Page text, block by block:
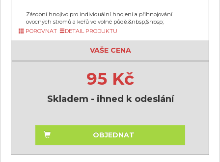
Zásobní hnojivo pro individuální hnojení a přihnojování
ovocných stromů a keřů ve volné půdě.&nbsp;&nbsp;
POROVNAT
DETAIL PRODUKTU
VAŠE CENA
95 Kč
Skladem - ihned k odeslání
OBJEDNAT